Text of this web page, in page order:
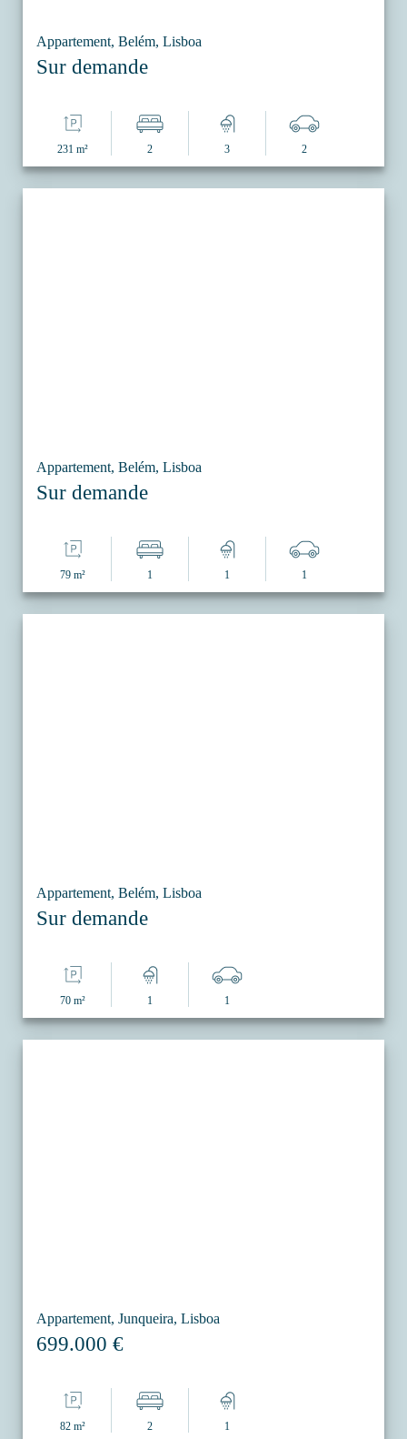
Appartement, Belém, Lisboa
Sur demande
231 m² 2 3 2
Appartement, Belém, Lisboa
Sur demande
79 m² 1 1 1
Appartement, Belém, Lisboa
Sur demande
70 m² 1 1
Appartement, Junqueira, Lisboa
699.000 €
82 m² 2 1